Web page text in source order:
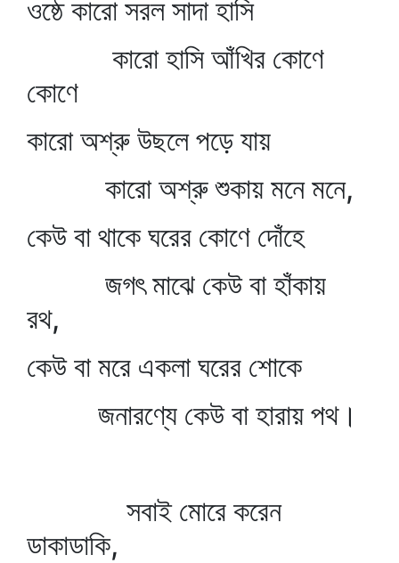
ওষ্ঠে কারো সরল সাদা হাসি
কারো হাসি আঁখির কোণে
কোণে
কারো অশ্রু উছলে পড়ে যায়
কারো অশ্রু শুকায় মনে মনে,
কেউ বা থাকে ঘরের কোণে দোঁহে
জগৎ মাঝে কেউ বা হাঁকায়
রথ,
কেউ বা মরে একলা ঘরের শোকে
জনারণ্যে কেউ বা হারায় পথ।
সবাই মোরে করেন
ডাকাডাকি,